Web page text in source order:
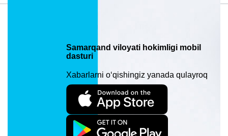
Samarqand viloyati hokimligi mobil
dasturi
Xabarlarni o‘qishingiz yanada qulayroq